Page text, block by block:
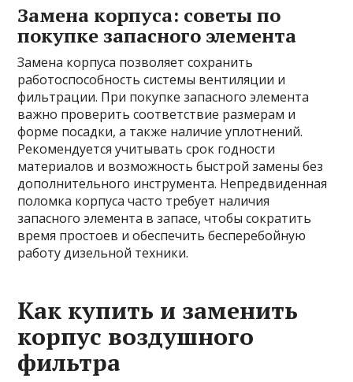
Замена корпуса: советы по
покупке запасного элемента
Замена корпуса позволяет сохранить
работоспособность системы вентиляции и
фильтрации. При покупке запасного элемента
важно проверить соответствие размерам и
форме посадки, а также наличие уплотнений.
Рекомендуется учитывать срок годности
материалов и возможность быстрой замены без
дополнительного инструмента. Непредвиденная
поломка корпуса часто требует наличия
запасного элемента в запасе, чтобы сократить
время простоев и обеспечить бесперебойную
работу дизельной техники.
Как купить и заменить
корпус воздушного
фильтра